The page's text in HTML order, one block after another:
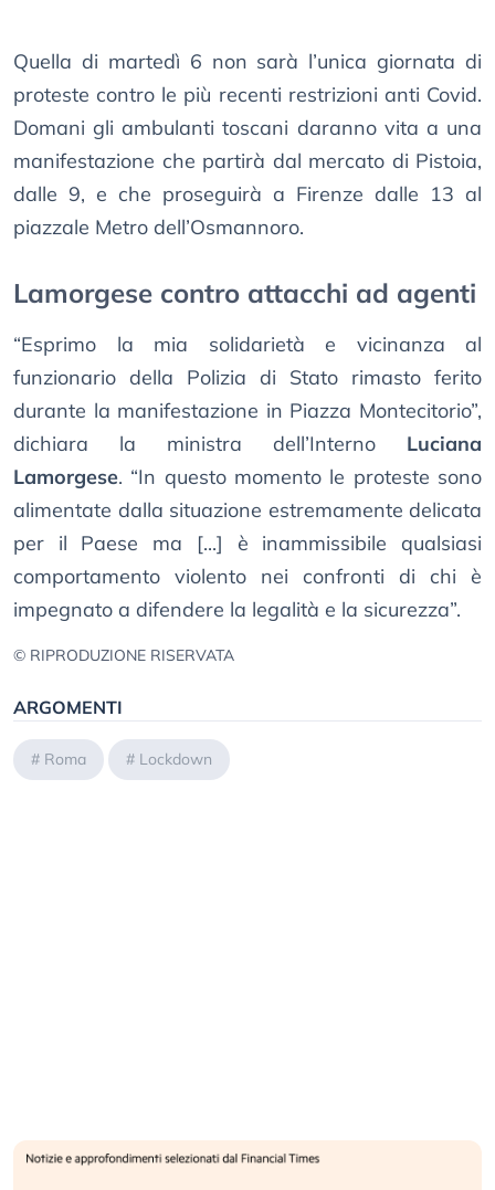
Quella di martedì 6 non sarà l’unica giornata di
proteste contro le più recenti restrizioni anti Covid.
Domani gli ambulanti toscani daranno vita a una
manifestazione che partirà dal mercato di Pistoia,
dalle 9, e che proseguirà a Firenze dalle 13 al
piazzale Metro dell’Osmannoro.
Lamorgese contro attacchi ad agenti
“Esprimo la mia solidarietà e vicinanza al
funzionario della Polizia di Stato rimasto ferito
durante la manifestazione in Piazza Montecitorio”,
dichiara la ministra dell’Interno Luciana
Lamorgese. “In questo momento le proteste sono
alimentate dalla situazione estremamente delicata
per il Paese ma [...] è inammissibile qualsiasi
comportamento violento nei confronti di chi è
impegnato a difendere la legalità e la sicurezza”.
© RIPRODUZIONE RISERVATA
ARGOMENTI
# Roma # Lockdown